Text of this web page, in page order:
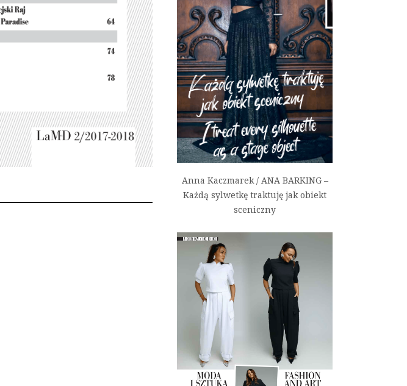
Anna Kaczmarek / ANA BARKING –
Każdą sylwetkę traktuję jak obiekt
sceniczny